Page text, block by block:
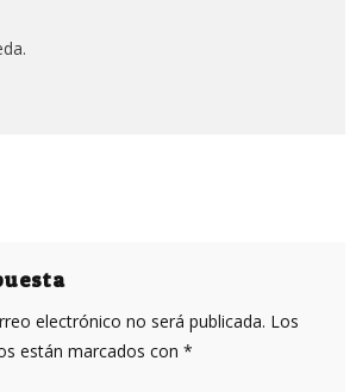
electrónico no será publicada. Los
están marcados con *